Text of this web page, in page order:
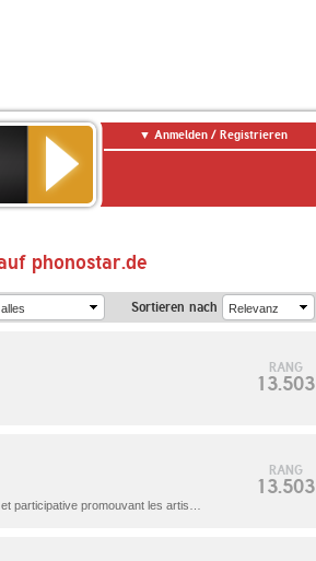
Anmelden / Registrieren
phonostar.de
Sortieren nach
RANG
13.503
RANG
13.503